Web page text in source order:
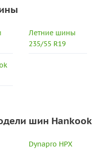
Летние шины
235/55 R19
шин Hankook
Dynapro HPX